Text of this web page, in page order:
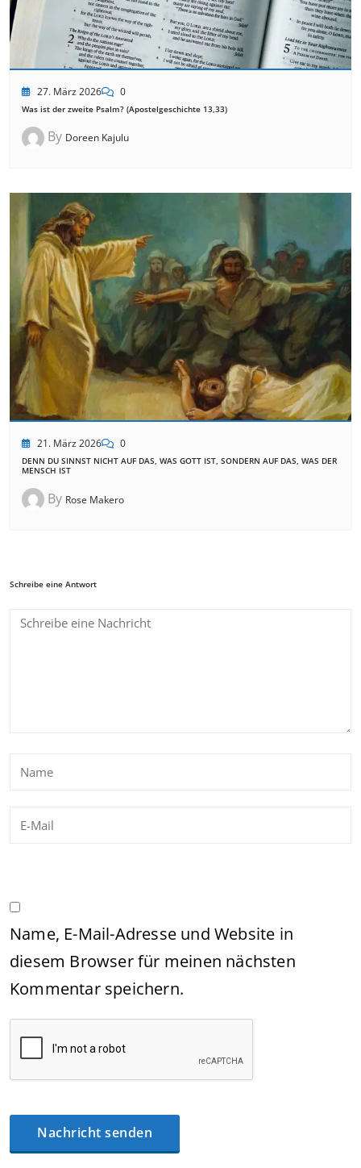
27. März 2026 0
Was ist der zweite Psalm? (Apostelgeschichte 13,33)
By Doreen Kajulu
21. März 2026 0
DENN DU SINNST NICHT AUF DAS, WAS GOTT IST, SONDERN AUF DAS, WAS DER
MENSCH IST
By Rose Makero
Schreibe eine Antwort
Name, E-Mail-Adresse und Website in
diesem Browser für meinen nächsten
Kommentar speichern.